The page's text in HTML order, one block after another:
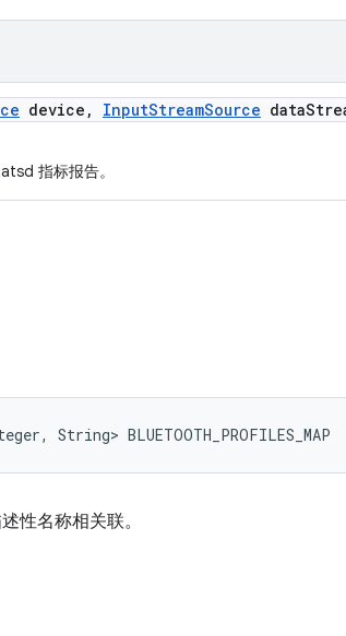
device , InputStreamSource data
指标报告。
String> BLUETOOTH_PROFILES_MAP
性名称相关联。